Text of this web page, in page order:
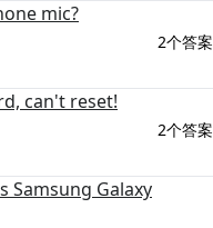
mic?
2个答案
can't reset!
2个答案
Samsung Galaxy